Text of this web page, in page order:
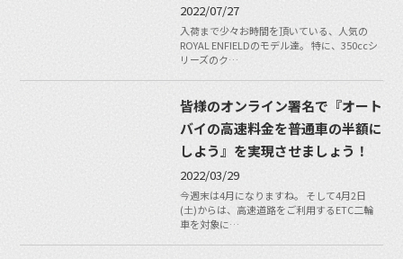
2022/07/27
入荷まで少々お時間を頂いている、人気の
ROYAL ENFIELDのモデル達。 特に、350ccシ
リーズのク…
皆様のオンライン署名で『オート
バイの高速料金を普通車の半額に
しよう』を実現させましょう！
2022/03/29
今週末は4月になりますね。 そして4月2日
(土)からは、高速道路をご利用するETC二輪
車を対象に…